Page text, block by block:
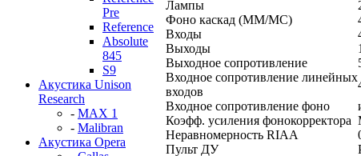
Pre
Reference
Absolute
845
S9
Акустика Unison
Research
- MAX 1
- Malibran
Акустика Opera
Лампы
Фоно каскад (ММ/МС)
Входы
Выходы
Выходное сопротивление
Входное сопротивление линейных
входов
Входное сопротивление фоно
Коэфф. усиления фонокорректора
Неравномерность RIAA
Пульт ДУ